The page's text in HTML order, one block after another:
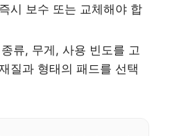
시 보수 또는 교체해야 합
류, 무게, 사용 빈도를 고
질과 형태의 패드를 선택